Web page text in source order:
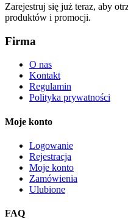
Zarejestruj się już teraz, aby
produktów i promocji.
Firma
O nas
Kontakt
Regulamin
Polityka prywatności
Moje konto
Logowanie
Rejestracja
Moje konto
Zamówienia
Ulubione
FAQ